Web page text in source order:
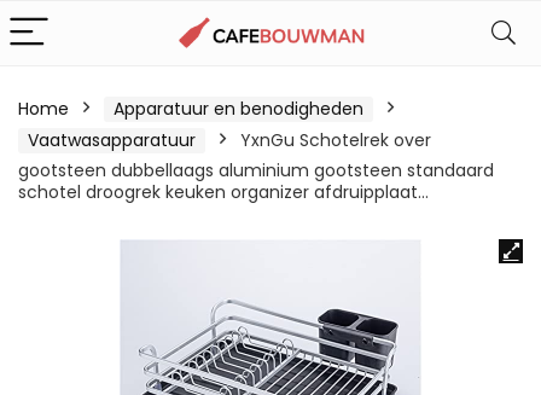
Home
Apparatuur en benodigheden
Vaatwasapparatuur
YxnGu Schotelrek over
gootsteen dubbellaags aluminium gootsteen standaard
schotel droogrek keuken organizer afdruipplaat…